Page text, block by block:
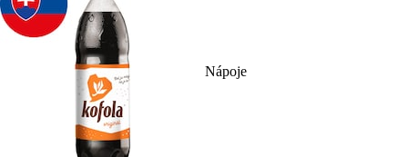
Nápoje